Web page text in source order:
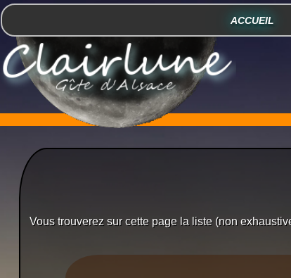
ACCUEIL
Vous trouverez sur cette page la liste (non